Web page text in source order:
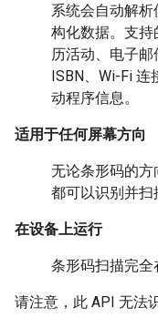
系统会自动解
构化数据。支持
历活动、电子邮
ISBN、Wi-Fi 连
动程序信息。
适用于任何屏幕方向
无论条形码的
都可以识别并扫
在设备上运行
条形码扫描完全
请注意，此 API 无法